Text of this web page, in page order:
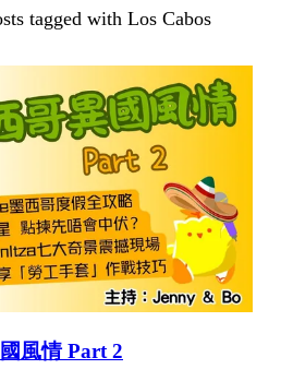
tagged with Los Cabos
風情 Part 2